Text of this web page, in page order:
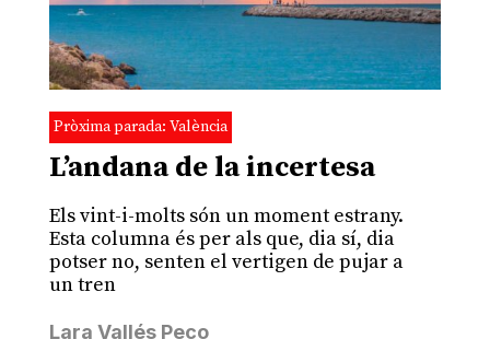
Pròxima parada: València
L’andana de la incertesa
Els vint-i-molts són un moment estrany.
Esta columna és per als que, dia sí, dia
potser no, senten el vertigen de pujar a
un tren
Lara Vallés Peco